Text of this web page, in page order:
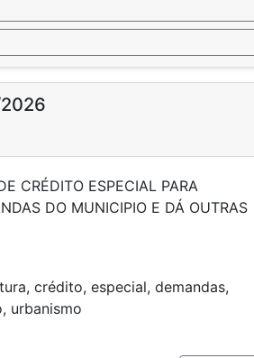
CRÉDITO ESPECIAL PARA
DO MUNICIPIO E DÁ OUTRAS
crédito, especial, demandas,
viação,